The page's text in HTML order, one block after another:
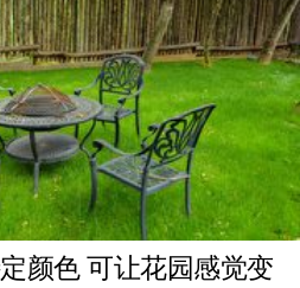
颜色 可让花园感觉变